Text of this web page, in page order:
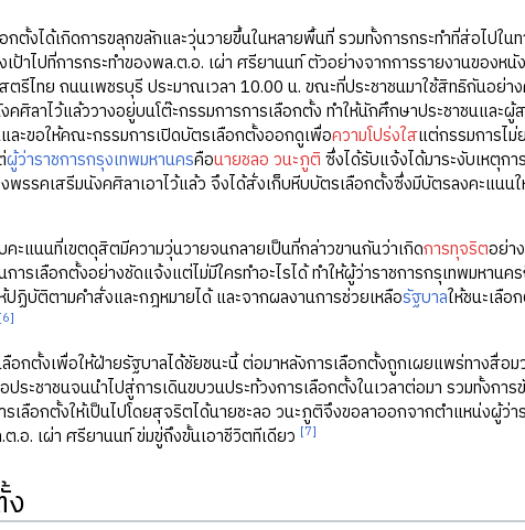
ตั้งได้เกิดการขลุกขลักและวุ่นวายขึ้นในหลายพื้นที่ รวมทั้งการกระทำที่ส่อไปใ
ป้าไปที่การกระทำของพล.ต.อ. เผ่า ศรียานนท์ ตัวอย่างจากการรายงานขอ
ตรีไทย ถนนเพชรบุรี ประมาณเวลา 10.00 น. ขณะที่ประชาชนมาใช้สิทธิกันอ
คศิลาไว้แล้ววางอยู่บนโต๊ะกรรมการการเลือกตั้ง ทำให้นักศึกษาประชาชนแล
ะขอให้คณะกรรมการเปิดบัตรเลือกตั้งออกดูเพื่อความโปร่งใสแต่กรรมการไ
ผู้ว่าราชการกรุงเทพมหานครคือนายชลอ วนะภูติ ซึ่งได้รับแจ้งได้มาระงับเหตุ
พรรคเสรีมนังคศิลาเอาไว้แล้ว จึงได้สั่งเก็บหีบบัตรเลือกตั้งซึ่งมีบัตรลงคะแนน
คะแนนที่เขตดุสิตมีความวุ่นวายจนกลายเป็นที่กล่าวขานกันว่าเกิดการทุจริตอย่า
ารเลือกตั้งอย่างชัดแจ้งแต่ไม่มีใครทำอะไรได้ ทำให้ผู้ว่าราชการกรุเทพมหาน
ปฏิบัติตามคำสั่งและกฎหมายได้ และจากผลงานการช่วยเหลือรัฐบาลให้ชนะเลือ
[6]
อกตั้งเพื่อให้ฝ่ายรัฐบาลได้ชัยชนะนี้ ต่อมาหลังการเลือกตั้งถูกเผยแพร่ทางสื่อ
ระชาชนจนนำไปสู่การเดินขบวนประท้วงการเลือกตั้งในเวลาต่อมา รวมทั้งกา
เลือกตั้งให้เป็นไปโดยสุจริตได้นายชะลอ วนะภูติจึงขอลาออกจากตำแหน่งผู้ว่า
.อ. เผ่า ศรียานนท์ ข่มขู่ถึงขั้นเอาชีวิตทีเดียว [7]